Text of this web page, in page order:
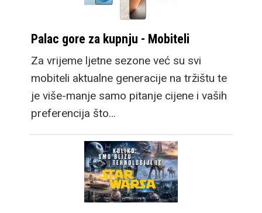
Palac gore za kupnju - Mobiteli
Za vrijeme ljetne sezone već su svi
mobiteli aktualne generacije na tržištu te
je više-manje samo pitanje cijene i vaših
preferencija što…